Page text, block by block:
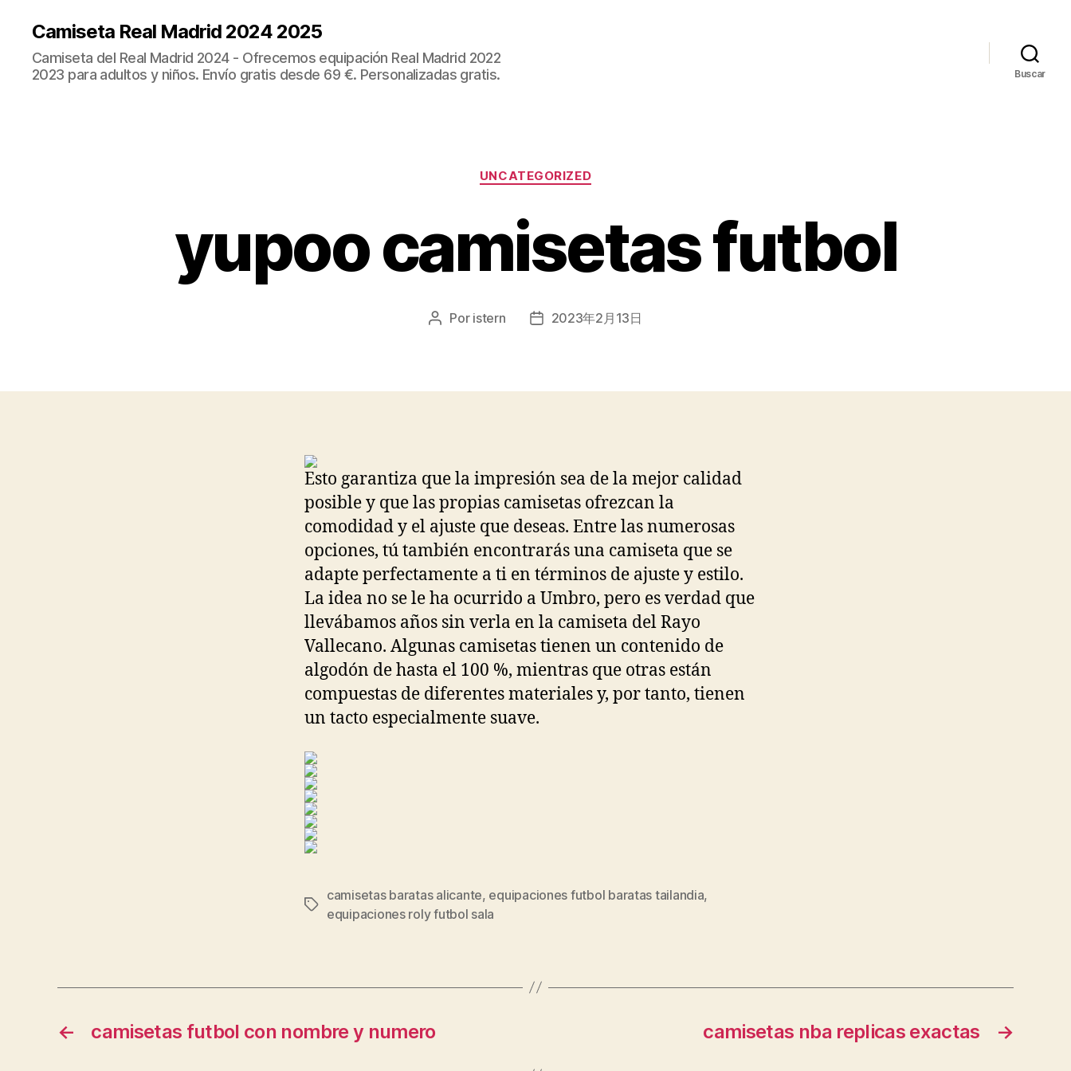
Camiseta Real Madrid 2024 2025
Camiseta del Real Madrid 2024 - Ofrecemos equipación Real Madrid 2022
2023 para adultos y niños. Envío gratis desde 69 €. Personalizadas gratis.
Buscar
Categorías
UNCATEGORIZED
yupoo camisetas futbol
Autor
Por istern
Fecha2023年2月13日
Esto garantiza que la impresión sea de la mejor calidad
posible y que las propias camisetas ofrezcan la
comodidad y el ajuste que deseas. Entre las numerosas
opciones, tú también encontrarás una camiseta que se
adapte perfectamente a ti en términos de ajuste y estilo.
La idea no se le ha ocurrido a Umbro, pero es verdad que
llevábamos años sin verla en la camiseta del Rayo
Vallecano. Algunas camisetas tienen un contenido de
algodón de hasta el 100 %, mientras que otras están
compuestas de diferentes materiales y, por tanto, tienen
un tacto especialmente suave.
Etiquetas
camisetas baratas alicante, equipaciones futbol baratas tailandia,
equipaciones roly futbol sala
← camisetas futbol con nombre y numero →
camisetas nba replicas exactas